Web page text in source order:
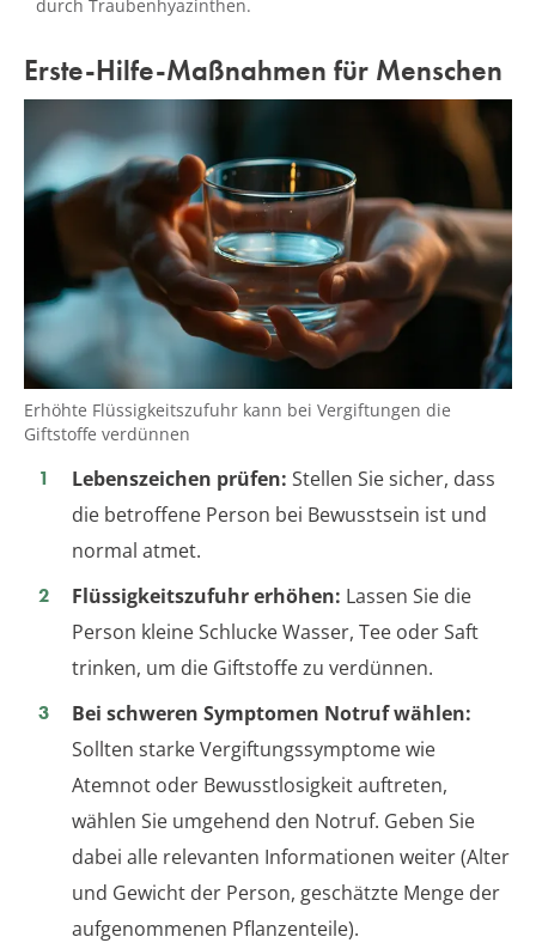
durch Traubenhyazinthen.
Erste-Hilfe-Maßnahmen für Menschen
Erhöhte Flüssigkeitszufuhr kann bei Vergiftungen die
Giftstoffe verdünnen
Lebenszeichen prüfen: Stellen Sie sicher, dass
die betroffene Person bei Bewusstsein ist und
normal atmet.
Flüssigkeitszufuhr erhöhen: Lassen Sie die
Person kleine Schlucke Wasser, Tee oder Saft
trinken, um die Giftstoffe zu verdünnen.
Bei schweren Symptomen Notruf wählen:
Sollten starke Vergiftungssymptome wie
Atemnot oder Bewusstlosigkeit auftreten,
wählen Sie umgehend den Notruf. Geben Sie
dabei alle relevanten Informationen weiter (Alter
und Gewicht der Person, geschätzte Menge der
aufgenommenen Pflanzenteile).